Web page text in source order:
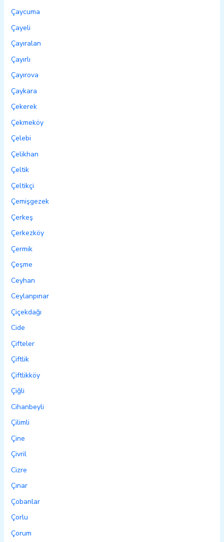
Çaycuma
Çayeli
Çayıralan
Çayırlı
Çayırova
Çaykara
Çekerek
Çekmeköy
Çelebi
Çelikhan
Çeltik
Çeltikçi
Çemişgezek
Çerkeş
Çerkezköy
Çermik
Çeşme
Ceyhan
Ceylanpınar
Çiçekdağı
Cide
Çifteler
Çiftlik
Çiftlikköy
Çiğli
Cihanbeyli
Çilimli
Çine
Çivril
Cizre
Çınar
Çobanlar
Çorlu
Çorum